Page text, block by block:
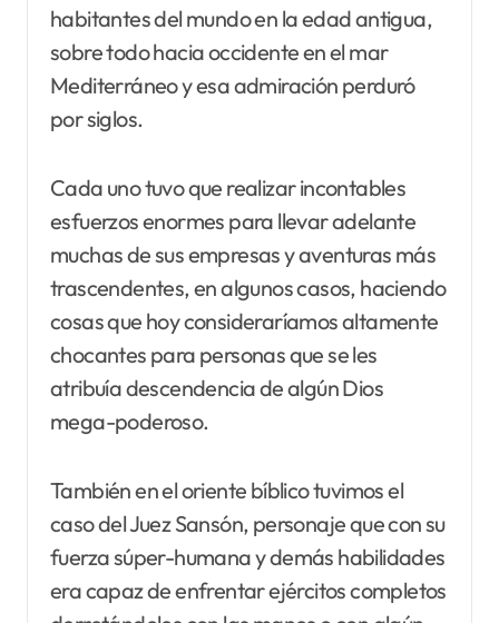
habitantes del mundo en la edad antigua,
sobre todo hacia occidente en el mar
Mediterráneo y esa admiración perduró
por siglos.
Cada uno tuvo que realizar incontables
esfuerzos enormes para llevar adelante
muchas de sus empresas y aventuras más
trascendentes, en algunos casos, haciendo
cosas que hoy consideraríamos altamente
chocantes para personas que se les
atribuía descendencia de algún Dios
mega-poderoso.
También en el oriente bíblico tuvimos el
caso del Juez Sansón, personaje que con su
fuerza súper-humana y demás habilidades
era capaz de enfrentar ejércitos completos